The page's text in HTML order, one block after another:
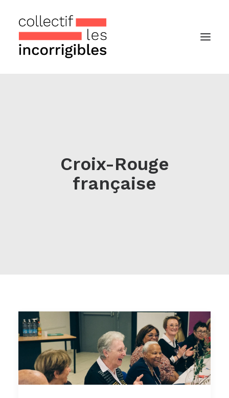
Croix-Rouge
française